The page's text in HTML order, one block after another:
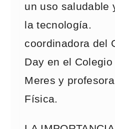
un uso saludable
la tecnología.
coordinadora del
Day en el
Meres y
Física.